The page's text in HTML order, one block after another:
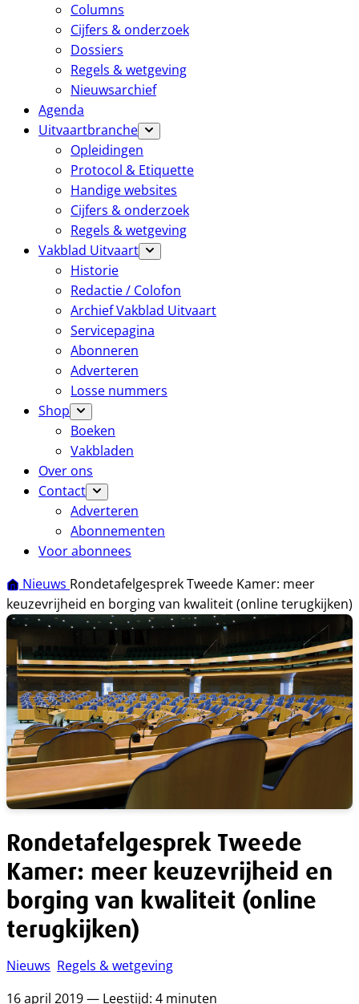
Columns
Cijfers & onderzoek
Dossiers
Regels & wetgeving
Nieuwsarchief
Agenda
Uitvaartbranche
Opleidingen
Protocol & Etiquette
Handige websites
Cijfers & onderzoek
Regels & wetgeving
Vakblad Uitvaart
Historie
Redactie / Colofon
Archief Vakblad Uitvaart
Servicepagina
Abonneren
Adverteren
Losse nummers
Shop
Boeken
Vakbladen
Over ons
Contact
Adverteren
Abonnementen
Voor abonnees
Nieuws Rondetafelgesprek Tweede Kamer: meer
keuzevrijheid en borging van kwaliteit (online terugkijken)
Rondetafelgesprek Tweede
Kamer: meer keuzevrijheid en
borging van kwaliteit (online
terugkijken)
Nieuws Regels & wetgeving
16 april 2019 — Leestijd: 4 minuten